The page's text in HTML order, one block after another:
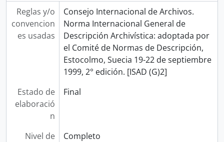
Reglas y/o
convencion
es usadas
Consejo Internacional de Archivos.
Norma Internacional General de
Descripción Archivística: adoptada por
el Comité de Normas de Descripción,
Estocolmo, Suecia 19-22 de septiembre
1999, 2° edición. [ISAD (G)2]
Estado de
elaboració
n
Final
Nivel de
Completo